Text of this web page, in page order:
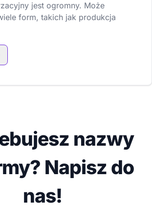
jest ogromny. Może
form, takich jak produkcja
nazwy
Napisz do
nas!